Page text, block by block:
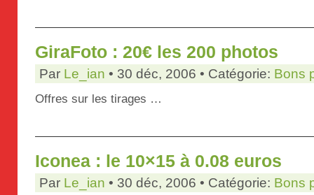
GiraFoto : 20€ les 200 photos
Par Le_ian • 30 déc, 2006 • Catégorie: Bons
Offres sur les tirages …
Iconea : le 10×15 à 0.08 euros
Par Le_ian • 30 déc, 2006 • Catégorie: Bons